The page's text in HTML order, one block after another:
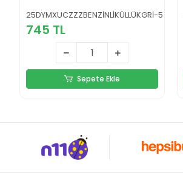
25DYMXUCZZZBENZİNLİKÜLLÜKGRİ-5
745 TL
Sepete Ekle